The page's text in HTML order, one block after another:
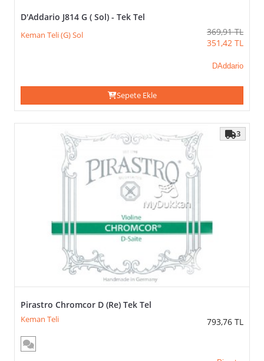
D'Addario J814 G ( Sol) - Tek Tel
Keman Teli (G) Sol 369,91 TL
351,42 TL
DAddario
Sepete Ekle
3
Pirastro Chromcor D (Re) Tek Tel
Keman Teli 793,76 TL